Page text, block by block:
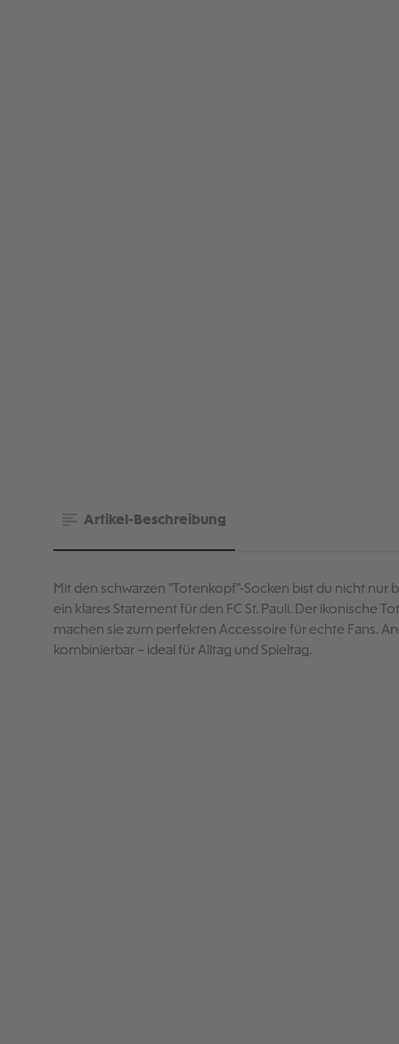
Artikel-Beschreibung
Mit den schwarzen "Totenkopf"-Socken bist du nicht
ein klares Statement für den FC St. Pauli. Der ikonische
machen sie zum perfekten Accessoire für echte Fans.
kombinierbar – ideal für Alltag und Spieltag.